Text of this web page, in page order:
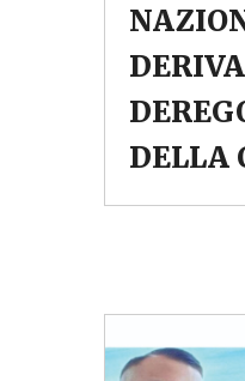
DERIVA
DELLA